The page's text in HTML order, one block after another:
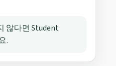
않다면 Student
.